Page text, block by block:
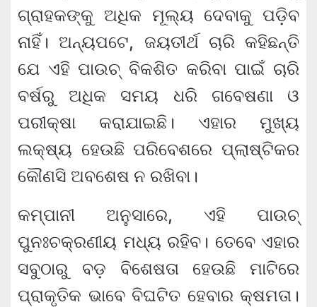
ଗ୍ରାହକଙ୍କୁ ଅଧିକ ମୂଲ୍ୟ ଦେବାକୁ ପଡ଼ିବ
ନାହିଁ। ଅନ୍ୟପଟେ, ଜୟତୀର୍ଥ ଚାରି କହିଛନ୍ତି
ଯେ ଏହି ପାଉଚ୍ ବିକଶିତ କରିବା ପାଇଁ ଚାରି
ବର୍ଷରୁ ଅଧିକ ସମୟ ଧରି ଗବେଷଣା ଓ
ପରୀକ୍ଷା କରାଯାଇଛି। ଏହାର ମୁଖ୍ୟ
ଲକ୍ଷ୍ୟ ହେଉଛି ପରିବେଶରେ ପ୍ଲାଷ୍ଟିକର
କୌଣସି ଅବଶେଷ ନ ରଖିବା।
କମ୍ପାନୀ ଅନୁସାରେ, ଏହି ପାଉଚ୍
ପୁନଃଚକ୍ରଣୀୟ ମଧ୍ୟ ରହିବ। ତେବେ ଏହାର
ସବୁଠାରୁ ବଡ଼ ବିଶେଷତା ହେଉଛି ମାଟିରେ
ପ୍ରାକୃତିକ ଭାବେ ବିଘଟିତ ହେବାର କ୍ଷମତା।